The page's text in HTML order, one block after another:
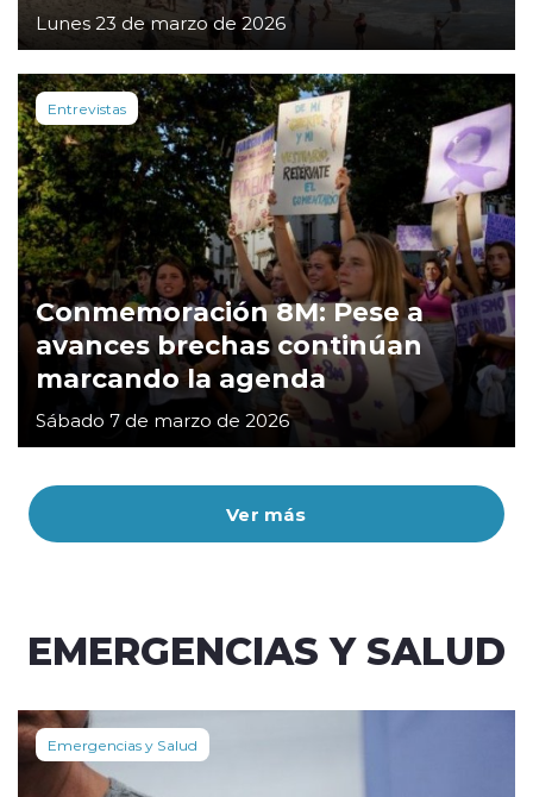
Ver más
Lunes 23 de marzo de 2026
Entrevistas
Conmemoración 8M: Pese a
avances brechas continúan
marcando la agenda
Sábado 7 de marzo de 2026
EMERGENCIAS Y SALUD
Emergencias y Salud